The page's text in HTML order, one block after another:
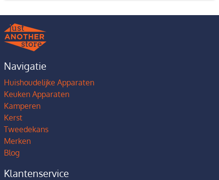
Navigatie
Huishoudelijke Apparaten
Keuken Apparaten
Kamperen
Kerst
Tweedekans
Merken
Blog
Klantenservice